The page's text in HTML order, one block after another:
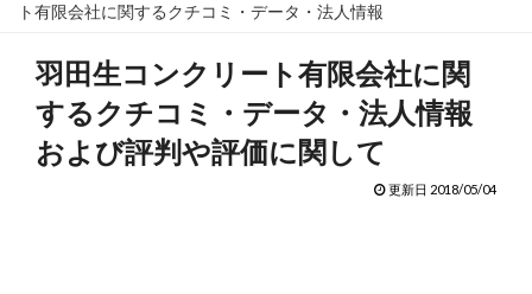
ト有限会社に関するクチコミ・データ・法人情報
羽田生コンクリート有限会社に関
するクチコミ・データ・法人情報
および評判や評価に関して
更新日 2018/05/04